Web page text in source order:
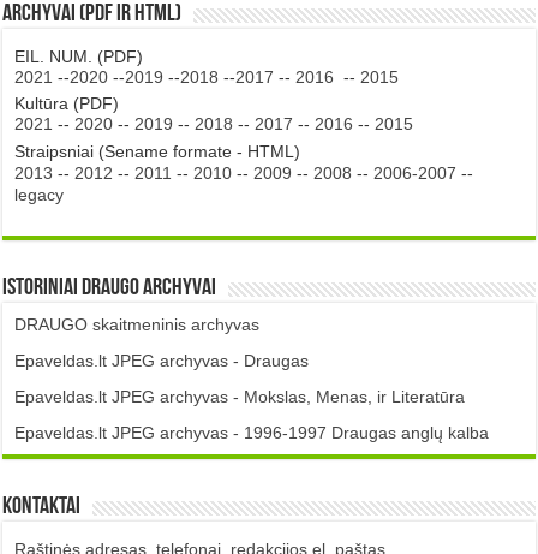
Archyvai (PDF ir HTML)
EIL. NUM. (PDF)
2021 --2020 --2019 --2018 --2017 -- 2016 -- 2015
Kultūra (PDF)
2021 -- 2020 -- 2019 -- 2018 -- 2017 -- 2016 -- 2015
Straipsniai (Sename formate - HTML)
2013 -- 2012 -- 2011 -- 2010 -- 2009 -- 2008 -- 2006-2007 --
legacy
Istoriniai DRAUGO Archyvai
DRAUGO skaitmeninis archyvas
Epaveldas.lt JPEG archyvas - Draugas
Epaveldas.lt JPEG archyvas - Mokslas, Menas, ir Literatūra
Epaveldas.lt JPEG archyvas - 1996-1997 Draugas anglų kalba
Kontaktai
Raštinės adresas, telefonai, redakcijos el. paštas